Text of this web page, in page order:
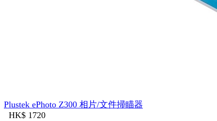
Plustek ePhoto Z300 相片/文件掃瞄器
HK$ 1720